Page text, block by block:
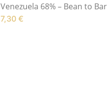
Venezuela 68% – Bean to Bar
7,30 €